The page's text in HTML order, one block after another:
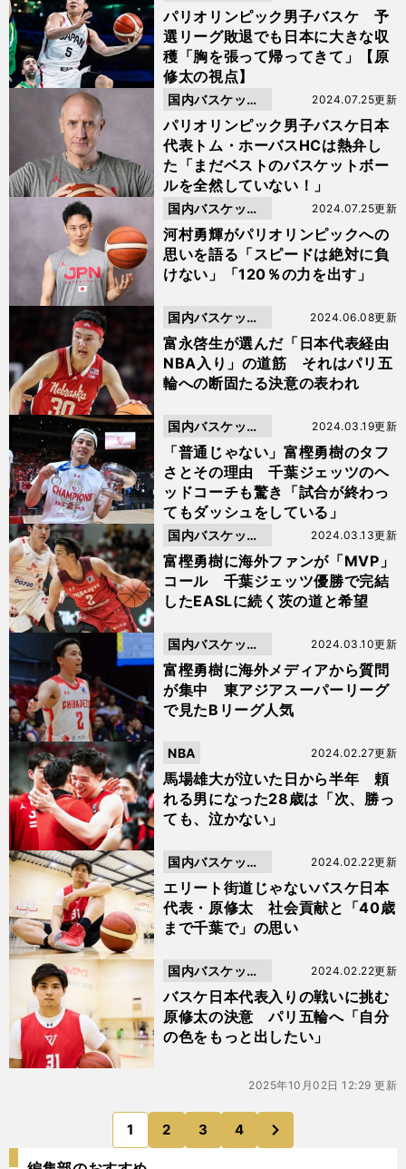
パリオリンピック男子バスケ 予
選リーグ敗退でも日本に大きな収
穫「胸を張って帰ってきて」【原
修太の視点】
ボール
パリオリンピック男子バスケ日本
代表トム・ホーバスHCは熱弁し
た「まだベストのバスケットボー
ルを全然していない！」
2024.07.25更新
国内バスケット
ボール
河村勇輝がパリオリンピックへの
思いを語る「スピードは絶対に負
けない」「120％の力を出す」
2024.07.25更新
国内バスケット
ボール
富永啓生が選んだ「日本代表経由
NBA入り」の道筋 それはパリ五
輪への断固たる決意の表われ
2024.06.08更新
国内バスケット
ボール
「普通じゃない」富樫勇樹のタフ
さとその理由 千葉ジェッツのヘ
ッドコーチも驚き「試合が終わっ
てもダッシュをしている」
2024.03.19更新
国内バスケット
ボール
富樫勇樹に海外ファンが「MVP」
コール 千葉ジェッツ優勝で完結
したEASLに続く茨の道と希望
2024.03.13更新
国内バスケット
ボール
富樫勇樹に海外メディアから質問
が集中 東アジアスーパーリーグ
で見たBリーグ人気
2024.03.10更新
国内バスケット
ボール
馬場雄大が泣いた日から半年 頼
れる男になった28歳は「次、勝っ
ても、泣かない」
2024.02.27更新
NBA
エリート街道じゃないバスケ日本
代表・原修太 社会貢献と「40歳
まで千葉で」の思い
2024.02.22更新
国内バスケット
ボール
バスケ日本代表入りの戦いに挑む
原修太の決意 パリ五輪へ「自分
の色をもっと出したい」
2024.02.22更新
国内バスケット
ボール
2025年10月02日 12:29 更新
1 2 3 4
のページへ